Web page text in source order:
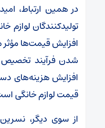
در همین ارتباط،
تولیدکنندگان لوازم
افزایش قیمت‌ها مؤثر
شدن فرآیند تخصیص
افزایش هزینه‌های
قیمت لوازم خانگی
از سوی دیگر، نسرین